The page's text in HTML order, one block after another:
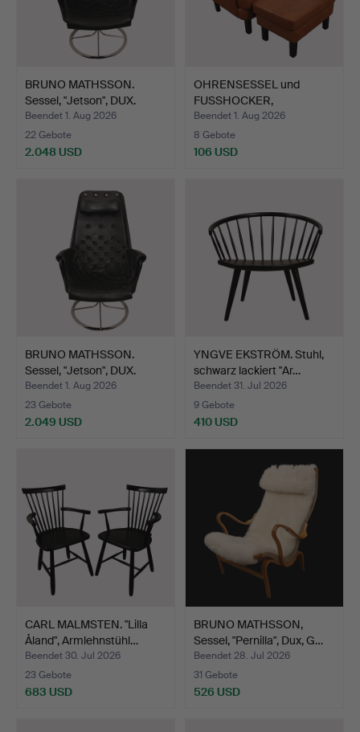
BRUNO MATHSSON.
Sessel, "Jetson", DUX.
Beendet 1. Aug 2026
22 Gebote
2.048 USD
OHRENSESSEL und
FUSSHOCKER,
lederbezogen. …
Beendet 1. Aug 2026
8 Gebote
106 USD
BRUNO MATHSSON.
Sessel, "Jetson", DUX.
Beendet 1. Aug 2026
23 Gebote
2.049 USD
YNGVE EKSTRÖM. Stuhl,
schwarz lackiert "Ar…
Beendet 31. Jul 2026
9 Gebote
410 USD
CARL MALMSTEN. "Lilla
Åland", Armlehnstühl…
Beendet 30. Jul 2026
23 Gebote
683 USD
BRUNO MATHSSON,
Sessel, "Pernilla", Dux, G…
Beendet 28. Jul 2026
31 Gebote
526 USD